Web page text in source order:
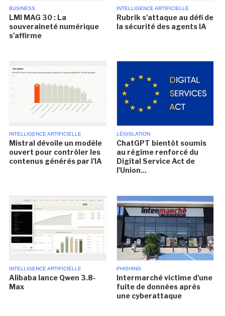
BUSINESS
LMI MAG 30 : La
souveraineté numérique
s'affirme
INTELLIGENCE ARTIFICIELLE
Rubrik s'attaque au défi de
la sécurité des agents IA
INTELLIGENCE ARTIFICIELLE
Mistral dévoile un modèle
ouvert pour contrôler les
contenus générés par l'IA
LÉGISLATION
ChatGPT bientôt soumis
au régime renforcé du
Digital Service Act de
l'Union...
INTELLIGENCE ARTIFICIELLE
Alibaba lance Qwen 3.8-
Max
PHISHING
Intermarché victime d'une
fuite de données après
une cyberattaque